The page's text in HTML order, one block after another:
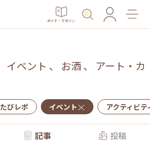
ガイド・マガジン
イベント 、 お酒 、 アート・カ
たびレポ イベント アクティビテ
記事 投稿